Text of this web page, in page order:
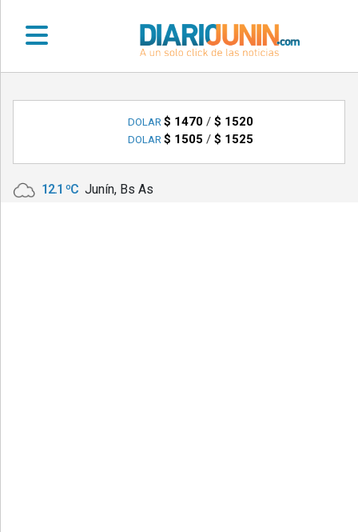
•
LOCALES
•
DOLAR $ 1470/ $ 1520
DOLAR $ 1505 / $ 1525
12.1 ºC Junín, Bs As